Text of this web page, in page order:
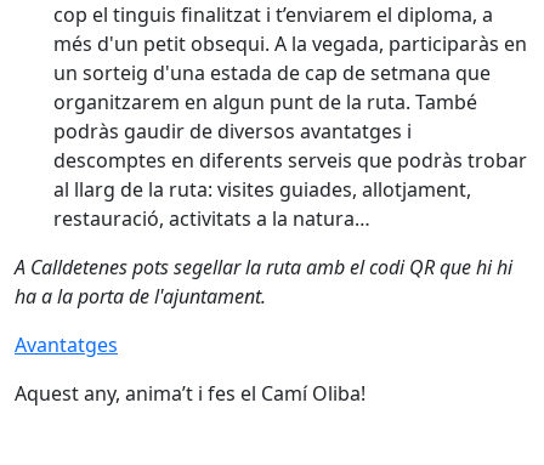
cop el tinguis finalitzat i t’enviarem el diploma, a
més d'un petit obsequi. A la vegada, participaràs en
un sorteig d'una estada de cap de setmana que
organitzarem en algun punt de la ruta. També
podràs gaudir de diversos avantatges i
descomptes en diferents serveis que podràs trobar
al llarg de la ruta: visites guiades, allotjament,
restauració, activitats a la natura…
A Calldetenes pots segellar la ruta amb el codi QR que hi hi
ha a la porta de l'ajuntament.
Avantatges
Aquest any, anima’t i fes el Camí Oliba!